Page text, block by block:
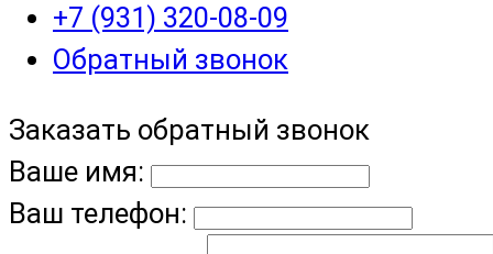
+7 (931) 320-08-09
Обратный звонок
Заказать обратный звонок
Ваше имя:
Ваш телефон: